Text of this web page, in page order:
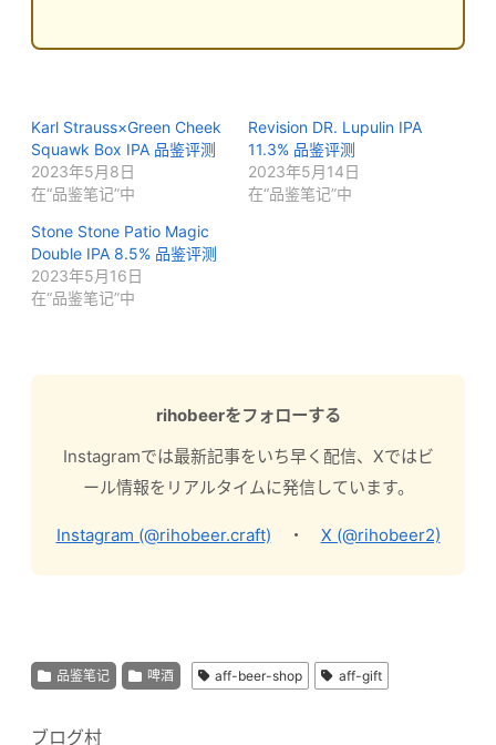
Karl Strauss×Green Cheek
Squawk Box IPA 品鉴评测
2023年5月8日
在“品鉴笔记”中
Revision DR. Lupulin IPA
11.3% 品鉴评测
2023年5月14日
在“品鉴笔记”中
Stone Stone Patio Magic
Double IPA 8.5% 品鉴评测
2023年5月16日
在“品鉴笔记”中
rihobeerをフォローする
Instagramでは最新記事をいち早く配信、Xではビ
ール情報をリアルタイムに発信しています。
Instagram (@rihobeer.craft) ・ X (@rihobeer2)
品鉴笔记 啤酒 aff-beer-shop aff-gift
ブログ村